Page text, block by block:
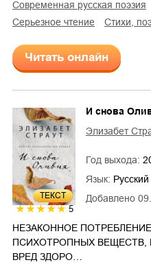
современная русская поэзия
серьезное чтение
cтихи,
Читать онлайн
ТЕКСТ
5
Добавлено
И снова
Элизабет
Год выхода:
Язык: Русский
НЕЗАКОННОЕ
ПСИХОТРОПНЫХ ВЕЩЕСТВ,
ВРЕД ЗДОРО…